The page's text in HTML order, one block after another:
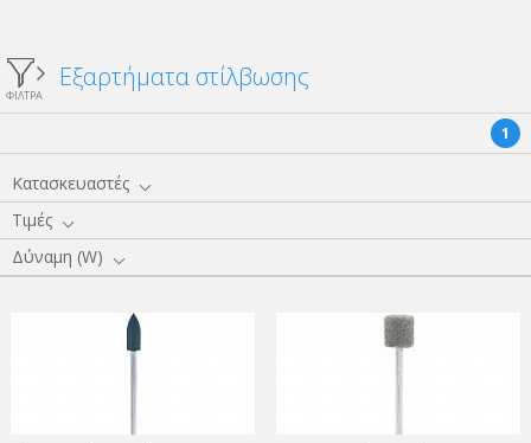
ΦΙΛΤΡΑ
Εξαρτήματα στίλβωσης
1
Κατασκευαστές
Τιμές
Δύναμη (W)